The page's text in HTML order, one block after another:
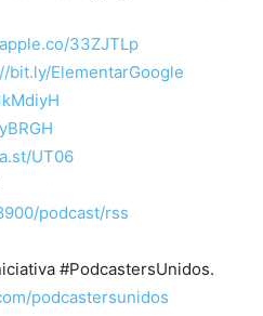
33ZJTLp
bit.ly/ElementarGoogle
UT06
podcast/rss
#PodcastersUnidos.
podcastersunidos